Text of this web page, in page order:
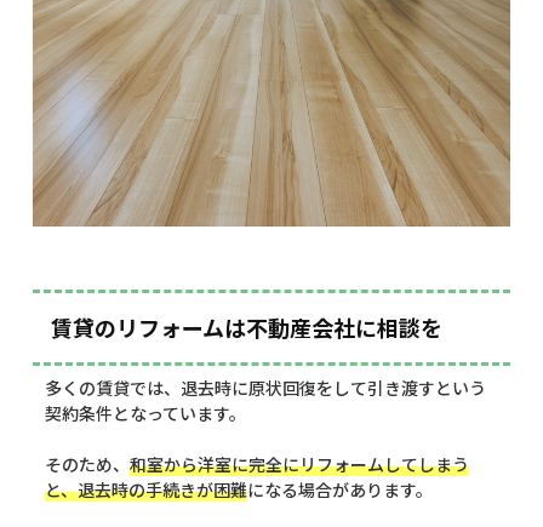
賃貸のリフォームは不動産会社に相談を
多くの賃貸では、退去時に原状回復をして引き渡すという
契約条件となっています。
そのため、 和室から洋室に完全にリフォームしてしまう
と、退去時の手続きが困難になる場合があります。